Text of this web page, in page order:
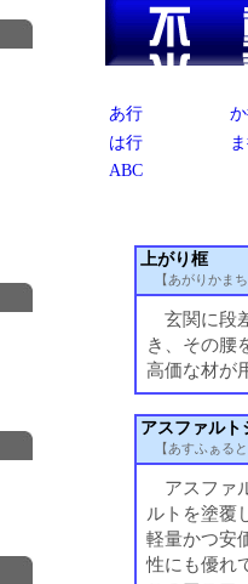
あ行
は行
ABC
上がり框
【あがりかま
玄関に段
き、その腰
高価な材が
アスファルト
【あすふぁる
アスファ
ルトを塗覆
軽量かつ安
性にも優れ